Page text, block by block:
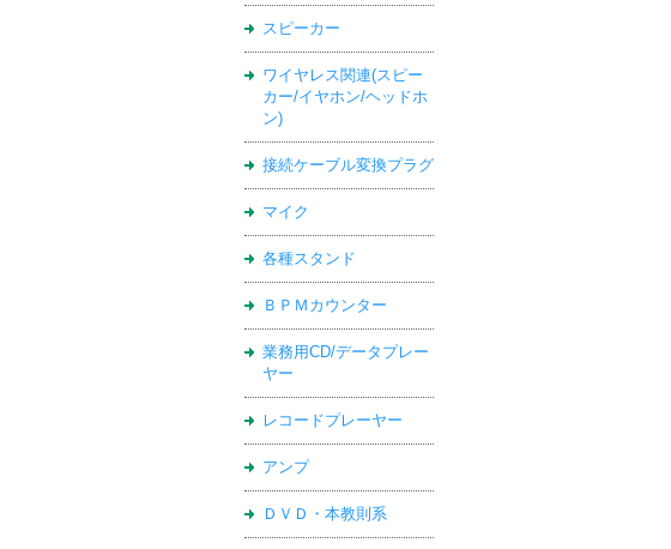
スピーカー
ワイヤレス関連(スピー
カー/イヤホン/ヘッドホ
ン)
接続ケーブル変換プラグ
マイク
各種スタンド
ＢＰＭカウンター
業務用CD/データプレー
ヤー
レコードプレーヤー
アンプ
ＤＶＤ・本教則系